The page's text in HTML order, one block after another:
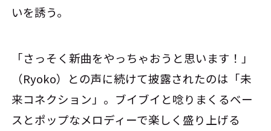
いを誘う。
「さっそく新曲をやっちゃおうと思います！」
（Ryoko）との声に続けて披露されたのは「未
来コネクション」。ブイブイと唸りまくるベー
スとポップなメロディーで楽しく盛り上げる